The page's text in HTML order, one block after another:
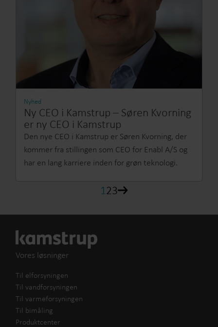
Nyhed
Ny CEO i Kamstrup – Søren Kvorning
er ny CEO i Kamstrup
Den nye CEO i Kamstrup er Søren Kvorning, der
kommer fra stillingen som CEO for Enabl A/S og
har en lang karriere inden for grøn teknologi.
123
Vores løsninger
Til elforsyningen
Til vandforsyningen
Til varmeforsyningen
Til bimåling
Produktcenter